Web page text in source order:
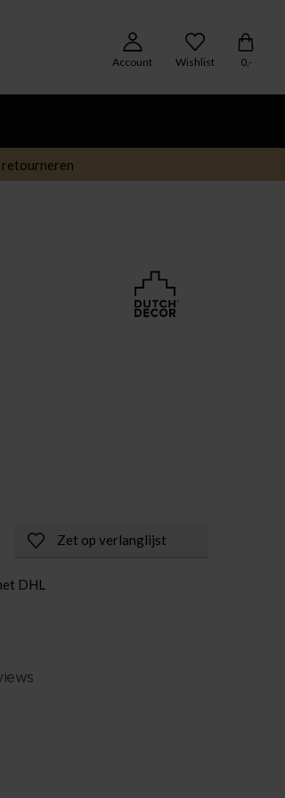
Account Wishlist 0,-
Zet op verlanglijst
DHL